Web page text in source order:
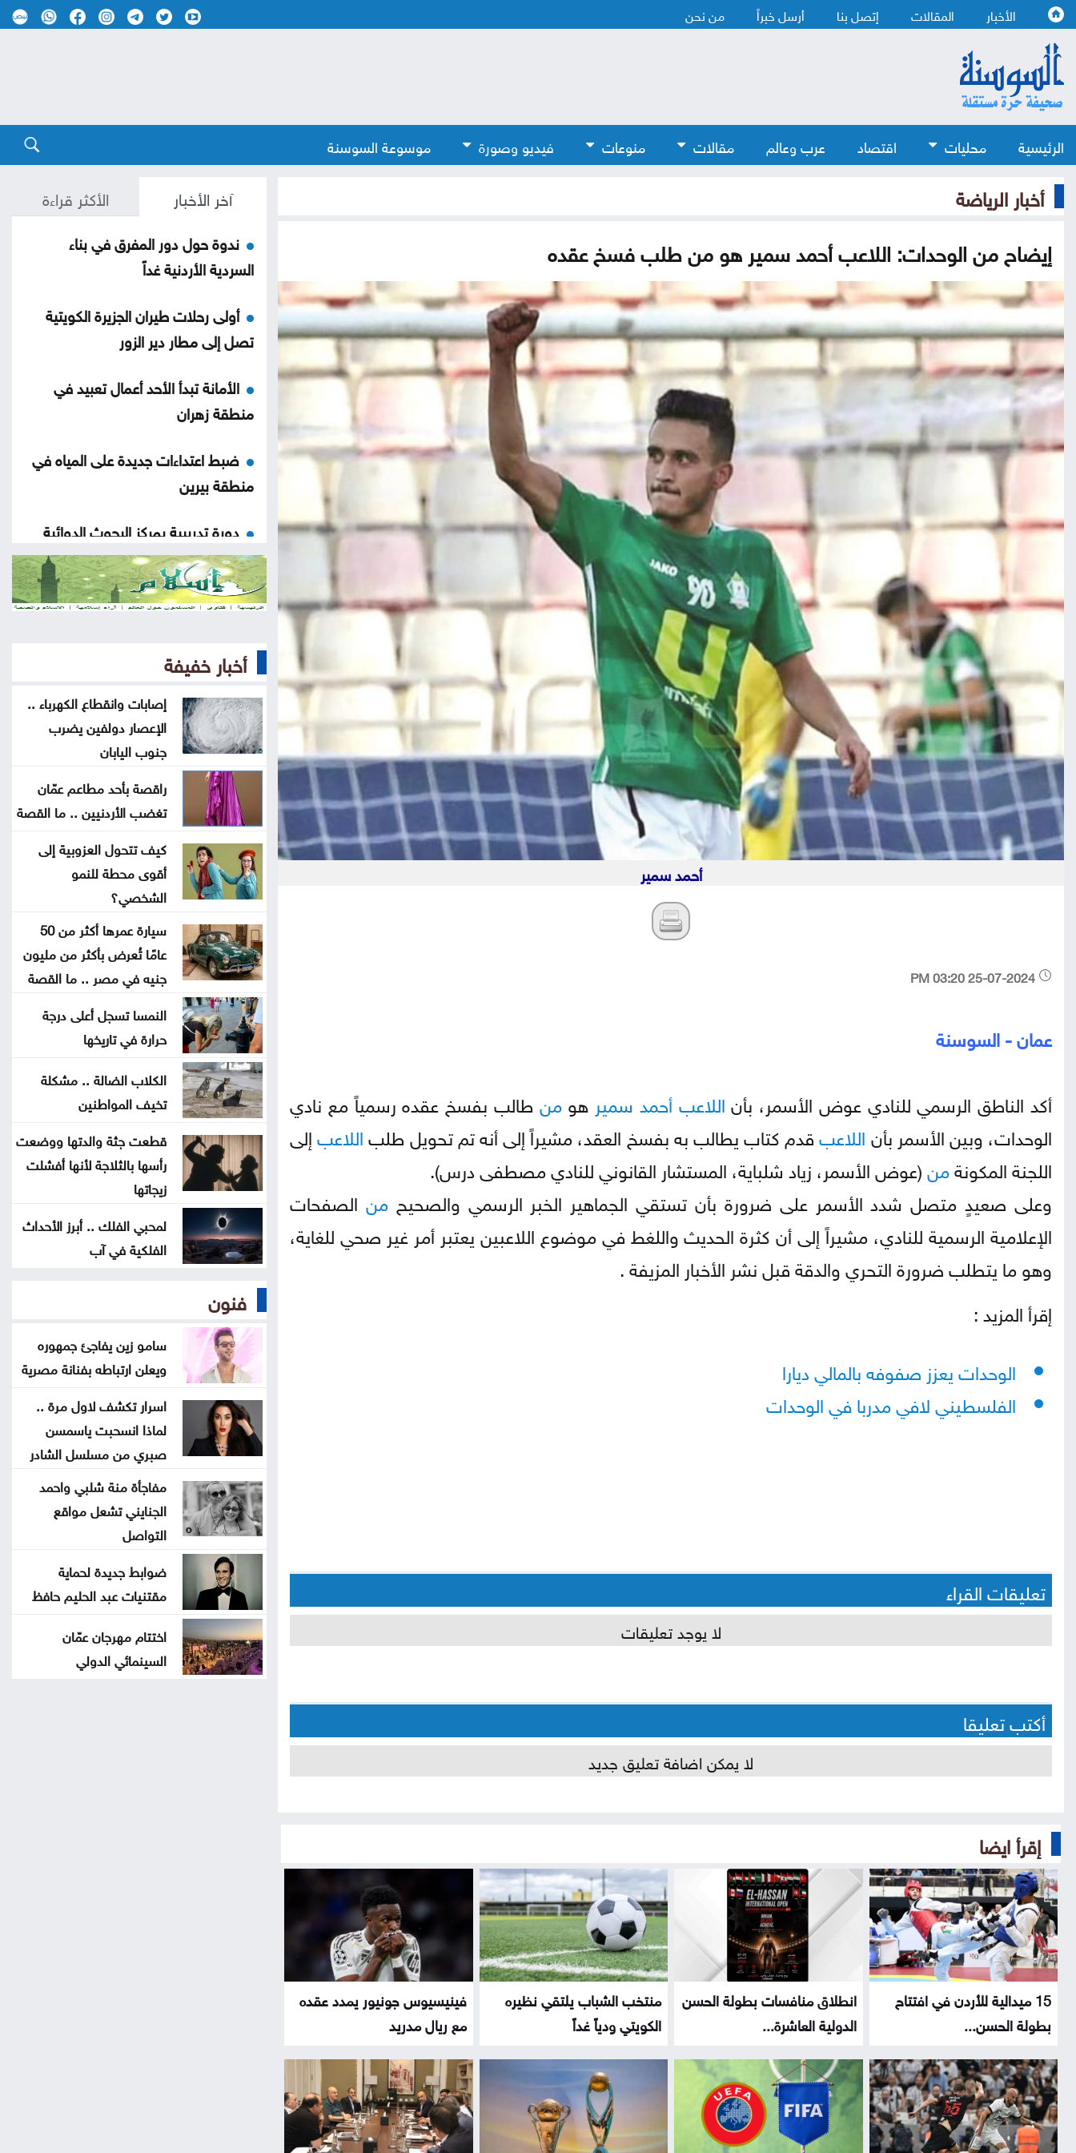
الأخبار المقالات إتصل بنا أرسل خبراً من نحن
الرئيسية محليات اقتصاد عرب وعالم مقالات منوعات فيديو وصورة موسوعة السوسنة
أخبار الرياضة
إيضاح من الوحدات: اللاعب أحمد سمير هو من طلب فسخ عقده
أحمد سمير
عمان - السوسنة
أكد الناطق الرسمي للنادي عوض الأسمر، بأناللاعبأحمد سمير هومن طالب بفسخ عقده رسمياً مع نادي
الوحدات، وبين الأسمر بأناللاعبقدم كتاب يطالب به بفسخ العقد، مشيراً إلى أنه تم تحويل طلباللاعبإلى
اللجنة المكونةمن(عوض الأسمر، زياد شلباية، المستشار القانوني للنادي مصطفى درس).
وعلى صعيدٍ متصل شدد الأسمر على ضرورة بأن تستقي الجماهير الخبر الرسمي والصحيحمن الصفحات
الإعلامية الرسمية للنادي، مشيراً إلى أن كثرة الحديث واللغط في موضوع اللاعبين يعتبر أمر غير صحي للغاية،
وهو ما يتطلب ضرورة التحري والدقة قبل نشر الأخبار المزيفة .
إقرأ المزيد :
الوحدات يعزز صفوفه بالمالي ديارا
الفلسطيني لافي مدربا في الوحدات
تعليقات القراء
لا يوجد تعليقات
أكتب تعليقا
لا يمكن اضافة تعليق جديد
إقرأ ايضا
15 ميدالية للأردن في افتتاح
بطولة الحسن...
انطلاق منافسات بطولة الحسن
الدولية العاشرة...
منتخب الشباب يلتقي نظيره
الكويتي ودياً غداً
فينيسيوس جونيور يمدد عقده
مع ريال مدريد
آخر الأخبار الأكثر قراءة
ندوة حول دور المفرق في بناء
السردية الأردنية غداً
أولى رحلات طيران الجزيرة الكويتية
تصل إلى مطار دير الزور
الأمانة تبدأ الأحد أعمال تعبيد في
منطقة زهران
ضبط اعتداءات جديدة على المياه في
منطقة بيرين
دورة تدريبية بمركز البحوث الدوائية
والتشخيصية في عمان الاهلية حول
الهندسة الطبية الحيوية
وإغلاق الطرق باحتفالات التوجيهي
التكنولوجيا الزراعية في عمان الأهلية
تشارك بفعاليات اليوم العالمي لمكافحة
التصحر والجفاف 2026
هندسة عمان الأهلية تحصد المركز
الأول بمسابقة مشاريع النقل والمرور
2.8 مليار دينار قروض كشف الراتب
منذ بداية العام
معالم سعودية تضاء بأعلام المملكة
وتركيا وباكستان .. صور
ليلة فنية وتراثية بالزرقاء ضمن
فعاليات صيف الأردن
لا تمديد لفترة قوننة وتوفيق الأوضاع
للعمالة غير الأردنية المخالفة
قفزة بأسعار الذهب في الأردن السبت
شروط إعادة فتح مصنع الحديد في
الهاشمية
أخبار خفيفة
إصابات وانقطاع الكهرباء ..
الإعصار دولفين يضرب
جنوب اليابان
راقصة بأحد مطاعم عمّان
تغضب الأردنيين .. ما القصة
كيف تتحول العزوبية إلى
أقوى محطة للنمو
الشخصي؟
سيارة عمرها أكثر من 50
عامًا تُعرض بأكثر من مليون
جنيه في مصر .. ما القصة
النمسا تسجل أعلى درجة
حرارة في تاريخها
الكلاب الضالة .. مشكلة
تخيف المواطنين
قطعت جثة والدتها ووضعت
رأسها بالثلاجة لأنها أفشلت
زيجاتها
لمحبي الفلك .. أبرز الأحداث
الفلكية في آب
فنون
سامو زين يفاجئ جمهوره
ويعلن ارتباطه بفنانة مصرية
اسرار تكشف لاول مرة ..
لماذا انسحبت ياسمسن
صبري من مسلسل الشادر
مفاجأة منة شلبي واحمد
الجنايني تشعل مواقع
التواصل
ضوابط جديدة لحماية
مقتنيات عبد الحليم حافظ
اختتام مهرجان عمّان
السينمائي الدولي